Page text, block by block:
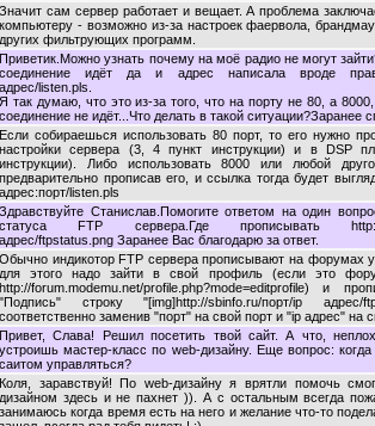
Значит сам сервер работает и вещает. А проблема
компьютеру - возможно из-за настроек фаервола,
других фильтрующих программ.
Приветик.Можно узнать почему на моё радио не могут
соединение идёт да и адрес написала вроде
адрес/listen.pls.
Я так думаю, что это из-за того, что на порту не 80, а
соединение не идёт...Что делать в такой ситуации?Заранее
Если собираешься использовать 80 порт, то его нужно
настройки сервера (3, 4 пункт инструкции) и в DSP
инструкции). Либо использовать 8000 или любой
предварительно прописав его, и ссылка тогда будет
адрес:порт/listen.pls
Здравствуйте Станислав.Помогите ответом на один
статуса FTP сервера.Где прописывать http://
адрес/ftpstatus.png Заранее Вас благодарю за ответ.
Обычно индикотор FTP сервера прописывают на форумах
для этого надо зайти в свой профиль (если это
http://forum.modemu.net/profile.php?mode=editprofile) и
"Подпись" строку "[img]http://sbinfo.ru/порт/ip адрес/
соответственно заменив "порт" на свой порт и "ip адрес" на
Привет, Слава! Решил посетить твой сайт. А что,
устроишь мастер-класс по web-дизайну. Еще вопрос:
саитом управляться?
Коля, заравствуй! По web-дизайну я врятли помочь
дизайном здесь и не пахнет )). А с остальным всегда
занимаюсь когда время есть на него и желание что-то